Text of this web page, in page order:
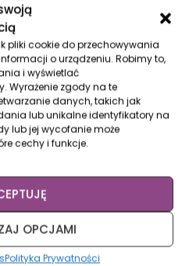
pliki cookie do przechowywania
o urządzeniu. Robimy to,
i wyświetlać
Wyrażenie zgody na te
danych, takich jak
lub unikalne identyfikatory na
lub jej wycofanie może
cechy i funkcje.
OPCJAMI
Polityka Prywatności
do pracy chorzy.
po ćwiarteczce kłopotów
razie
zrobić, jeżeli
podejrzenia,
prawdziwe?
wszystkim – ma
mu zagwarantowana w
społecznych,
może powołać